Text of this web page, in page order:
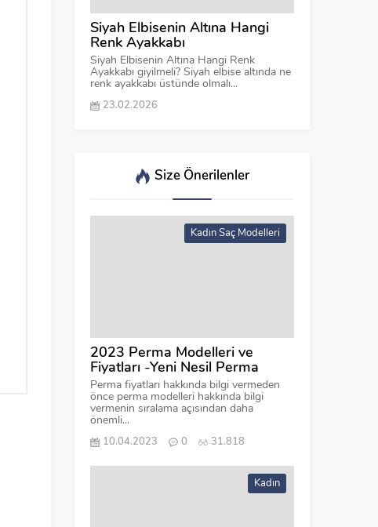
Siyah Elbisenin Altına Hangi
Renk Ayakkabı
Siyah Elbisenin Altına Hangi Renk
Ayakkabı giyilmeli? Siyah elbise altında ne
renk ayakkabı üstünde olmalı...
23.02.2026
Size Önerilenler
Kadın Saç Modelleri
2023 Perma Modelleri ve
Fiyatları -Yeni Nesil Perma
Perma fiyatları hakkında bilgi vermeden
önce perma modelleri hakkında bilgi
vermenin sıralama açısından daha
önemli...
10.04.2023 0 31.818
Kadın